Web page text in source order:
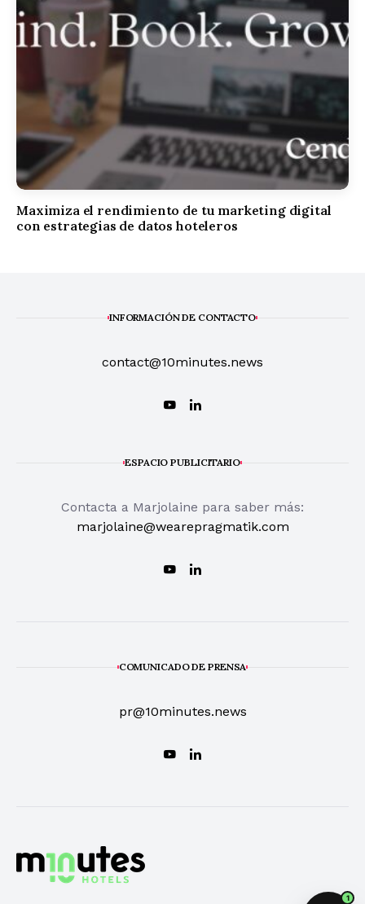
Maximiza el rendimiento de tu marketing digital
con estrategias de datos hoteleros
INFORMACIÓN DE CONTACTO
contact@10minutes.news
ESPACIO PUBLICITARIO
Contacta a Marjolaine para saber más:
marjolaine@wearepragmatik.com
COMUNICADO DE PRENSA
pr@10minutes.news
1